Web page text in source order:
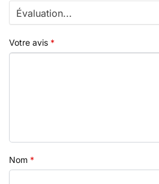
Votre avis *
Nom *